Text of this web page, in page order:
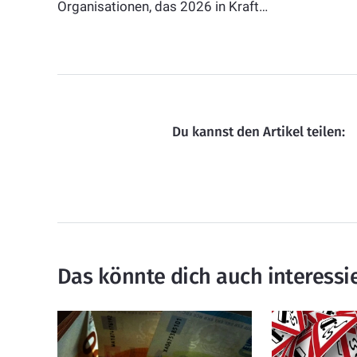
Organisationen, das 2026 in Kraft…
Du kannst den Artikel teilen:
Das könnte dich auch